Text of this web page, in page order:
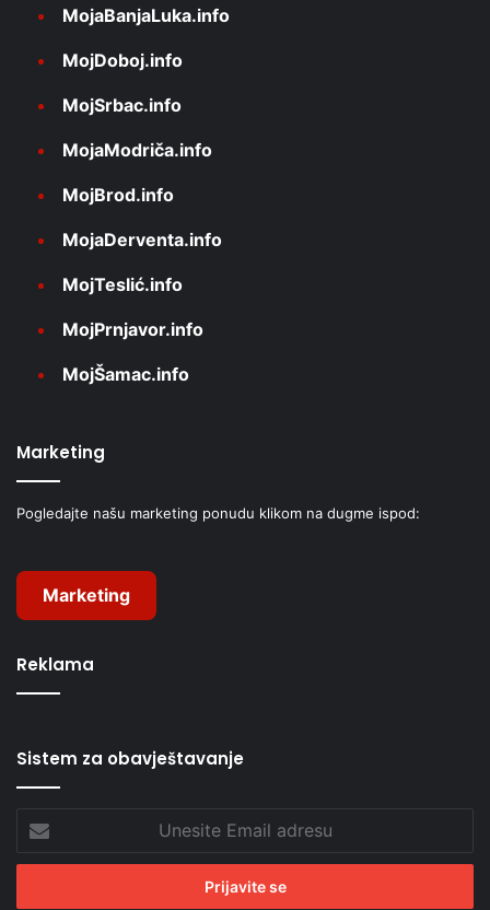
MojaBanjaLuka.info
MojDoboj.info
MojSrbac.info
MojaModriča.info
MojBrod.info
MojaDerventa.info
MojTeslić.info
MojPrnjavor.info
MojŠamac.info
Marketing
Pogledajte našu marketing ponudu klikom na dugme ispod:
Marketing
Reklama
Sistem za obavještavanje
Email
adresu